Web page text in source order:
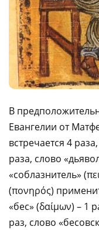
В
Евангелии от
встречается 4
раза, слово
«соблазнитель»
(πονηρός)
«бес» (δαίμων) – 1
раз, слово